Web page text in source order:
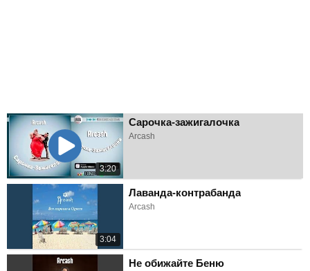
3:20
Сарочка-зажигалочка
Arcash
3:04
Лаванда-контрабанда
Arcash
Не обижайте Беню